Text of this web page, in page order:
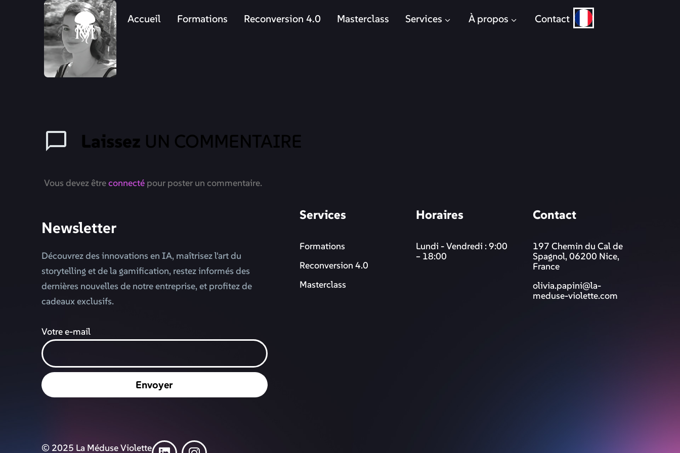
Accueil Formations Reconversion 4.0 Masterclass Services À propos Contact
Laissez UN COMMENTAIRE
Vous devez êtreconnecté pour poster un commentaire.
Newsletter
Découvrez des innovations en IA, maîtrisez l'art du
storytelling et de la gamification, restez informés des
dernières nouvelles de notre entreprise, et profitez de
cadeaux exclusifs.
Votre e-mail
Envoyer
Services
Formations
Reconversion 4.0
Masterclass
Horaires
Lundi - Vendredi : 9:00
– 18:00
Contact
197 Chemin du Cal de
Spagnol, 06200 Nice,
France
olivia.papini@la-
meduse-violette.com
© 2025 La Méduse Violette